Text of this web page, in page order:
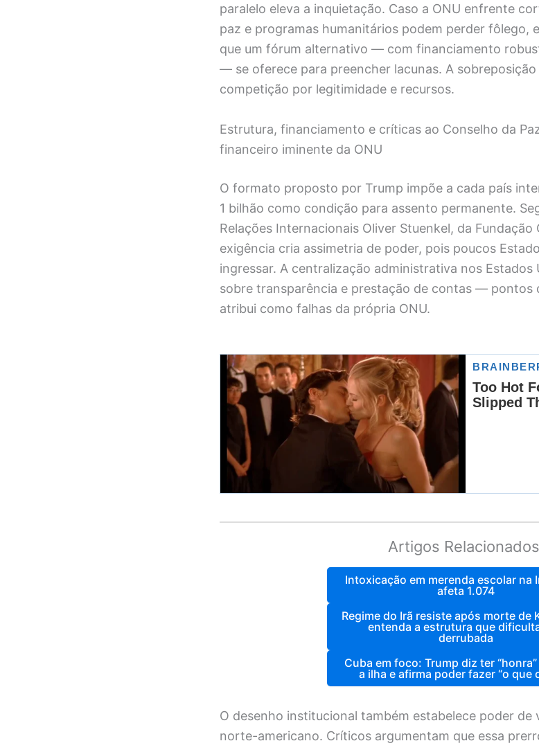
paralelo eleva a inquietação. Caso a ONU enfrente
paz e programas humanitários podem perder fôlego,
que um fórum alternativo — com financiamento
— se oferece para preencher lacunas. A sobreposição
competição por legitimidade e recursos.
Estrutura, financiamento e críticas ao Conselho da
financeiro iminente da ONU
O formato proposto por Trump impõe a cada país
1 bilhão como condição para assento permanente.
Relações Internacionais Oliver Stuenkel, da Fundação
exigência cria assimetria de poder, pois poucos
ingressar. A centralização administrativa nos Estados
sobre transparência e prestação de contas — pontos
atribui como falhas da própria ONU.
Artigos
Intoxicação em merenda escolar na
afeta 1.074
Regime do Irã resiste após morte de
entenda a estrutura que
derrubada
Cuba em foco: Trump diz ter
a ilha e afirma poder fazer “o que
O desenho institucional também estabelece poder
norte-americano. Críticos argumentam que essa